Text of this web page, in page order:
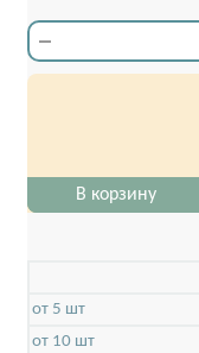
В корзину
от 5 шт
от 10 шт